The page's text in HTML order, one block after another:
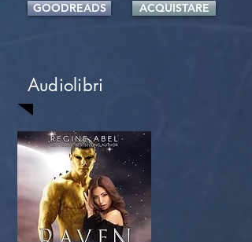
GOODREADS ACQUISTARE
Audiolibri